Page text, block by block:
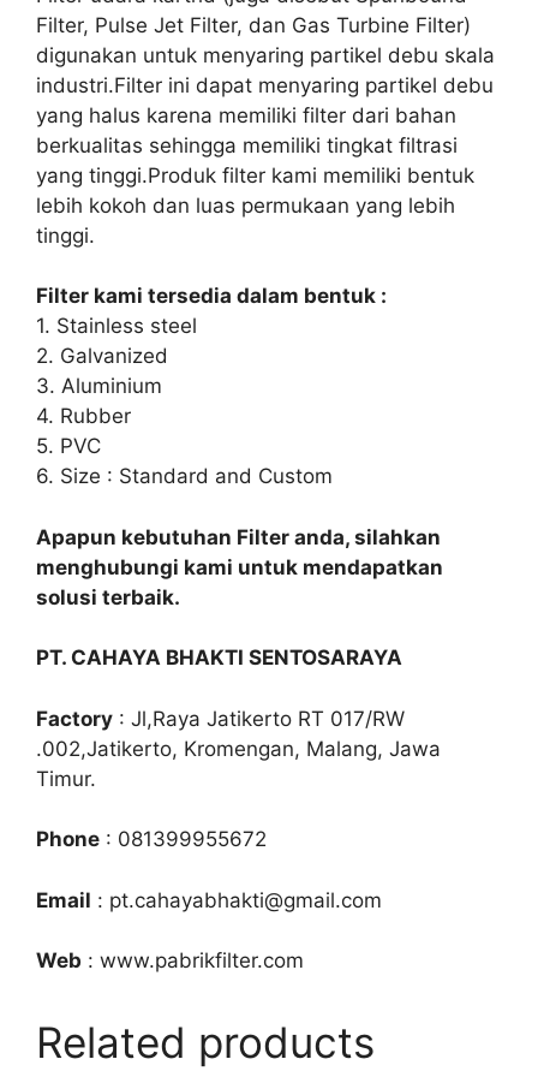
Filter, Pulse Jet Filter, dan Gas Turbine Filter)
digunakan untuk menyaring partikel debu skala
industri.Filter ini dapat menyaring partikel debu
yang halus karena memiliki filter dari bahan
berkualitas sehingga memiliki tingkat filtrasi
yang tinggi.Produk filter kami memiliki bentuk
lebih kokoh dan luas permukaan yang lebih
tinggi.
Filter kami tersedia dalam bentuk :
1. Stainless steel
2. Galvanized
3. Aluminium
4. Rubber
5. PVC
6. Size : Standard and Custom
Apapun kebutuhan Filter anda, silahkan
menghubungi kami untuk mendapatkan
solusi terbaik.
PT. CAHAYA BHAKTI SENTOSARAYA
Factory : Jl,Raya Jatikerto RT 017/RW
.002,Jatikerto, Kromengan, Malang, Jawa
Timur.
Phone : 081399955672
Email : pt.cahayabhakti@gmail.com
Web : www.pabrikfilter.com
Related products